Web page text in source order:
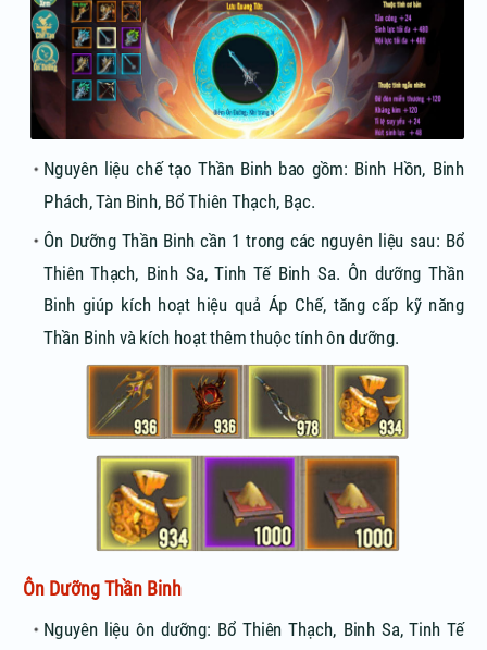
Nguyên liệu chế tạo Thần Binh bao gồm: Binh Hồn, Binh
Phách, Tàn Binh, Bổ Thiên Thạch, Bạc.
Ôn Dưỡng Thần Binh cần 1 trong các nguyên liệu sau: Bổ
Thiên Thạch, Binh Sa, Tinh Tế Binh Sa. Ôn dưỡng Thần
Binh giúp kích hoạt hiệu quả Áp Chế, tăng cấp kỹ năng
Thần Binh và kích hoạt thêm thuộc tính ôn dưỡng.
Ôn Dưỡng Thần Binh
Nguyên liệu ôn dưỡng: Bổ Thiên Thạch, Binh Sa, Tinh Tế